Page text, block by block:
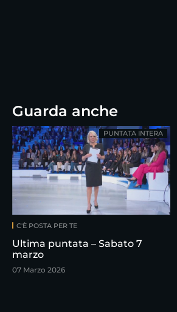
Guarda anche
C'È POSTA PER TE
Ultima puntata – Sabato 7
marzo
07 Marzo 2026
PUNTATA INTERA